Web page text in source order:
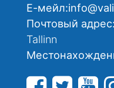
Е-мейл:
Почтовый адрес:
Tallinn